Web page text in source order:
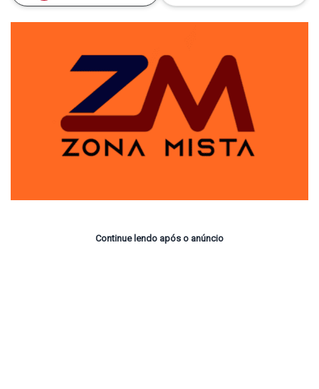
Continue lendo após o anúncio